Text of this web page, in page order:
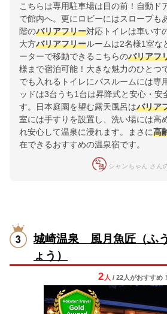
こちらは専用駐車場は目の前！自動ド
で館内へ。更にロビーにはスロープも
階のバリアフリー対応トイレは車いす
大方バリアフリールームは2名様1室な
ーターで移動できるこちらのバリアフ
様まで宿泊可能！大きな魅力のひとつ
でも入れるトイレにバスルームには専
ッドは3台うち1台は昇降式と安心・安
す。日本庭園を望む露天風呂はバリア
室には手すりを設置し、洗い場には高
れ安心して温泉に浸れます。まさに高
在できるおすすめの温泉宿です。
シャンちゃん さん
城崎温泉 風月魚匠（ふ
ょう）
2 人 / 22人がおすすめ！